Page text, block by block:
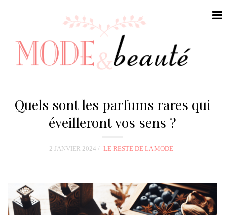
n
Quels sont les parfums rares qui
éveilleront vos sens ?
2 JANVIER 2024 LE RESTE DE LA MODE